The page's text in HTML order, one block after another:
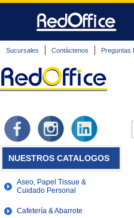
Sucursales Contáctenos Preguntas
NUESTROS CATALOGOS
Aseo, Papel Tissue &
Cuidado Personal
Cafetería & Abarrote